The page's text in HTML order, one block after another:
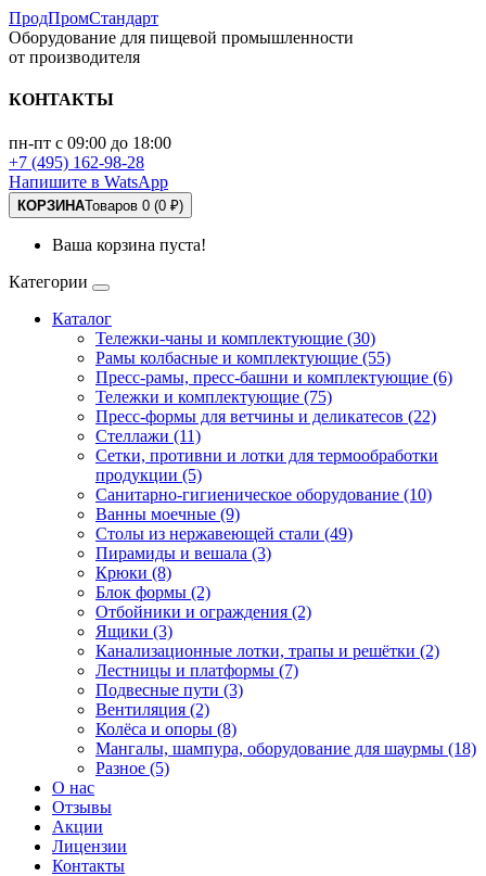
ПродПромСтандарт
Оборудование для пищевой промышленности
от производителя
КОНТАКТЫ
пн-пт с 09:00 до 18:00
+7 (495) 162-98-28
Напишите в WatsApp
КОРЗИНАТоваров 0 (0 ₽)
Ваша корзина пуста!
Категории
Каталог
Тележки-чаны и комплектующие (30)
Рамы колбасные и комплектующие (55)
Пресс-рамы, пресс-башни и комплектующие (6)
Тележки и комплектующие (75)
Пресс-формы для ветчины и деликатесов (22)
Стеллажи (11)
Сетки, противни и лотки для термообработки
продукции (5)
Санитарно-гигиеническое оборудование (10)
Ванны моечные (9)
Столы из нержавеющей стали (49)
Пирамиды и вешала (3)
Крюки (8)
Блок формы (2)
Отбойники и ограждения (2)
Ящики (3)
Канализационные лотки, трапы и решётки (2)
Лестницы и платформы (7)
Подвесные пути (3)
Вентиляция (2)
Колёса и опоры (8)
Мангалы, шампура, оборудование для шаурмы (18)
Разное (5)
О нас
Отзывы
Акции
Лицензии
Контакты